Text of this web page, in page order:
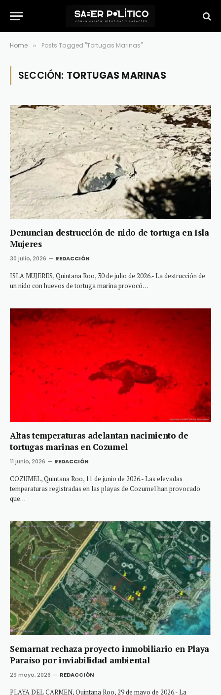
Home » Posts Tagged "Tortugas Marinas"
SECCIÓN: TORTUGAS MARINAS
Denuncian destrucción de nido de tortuga en Isla
Mujeres
30 julio, 2026 REDACCIÓN
ISLA MUJERES, Quintana Roo, 30 de julio de 2026.- La destrucción de
un nido con huevos de tortuga marina provocó…
Altas temperaturas adelantan nacimiento de
tortugas marinas en Cozumel
11 junio, 2026 REDACCIÓN
COZUMEL, Quintana Roo, 11 de junio de 2026.- Las elevadas
temperaturas registradas en las playas de Cozumel han provocado
que…
Semarnat rechaza proyecto inmobiliario en Playa
Paraíso por inviabilidad ambiental
29 mayo, 2026 REDACCIÓN
PLAYA DEL CARMEN, Quintana Roo, 29 de mayo de 2026.- La